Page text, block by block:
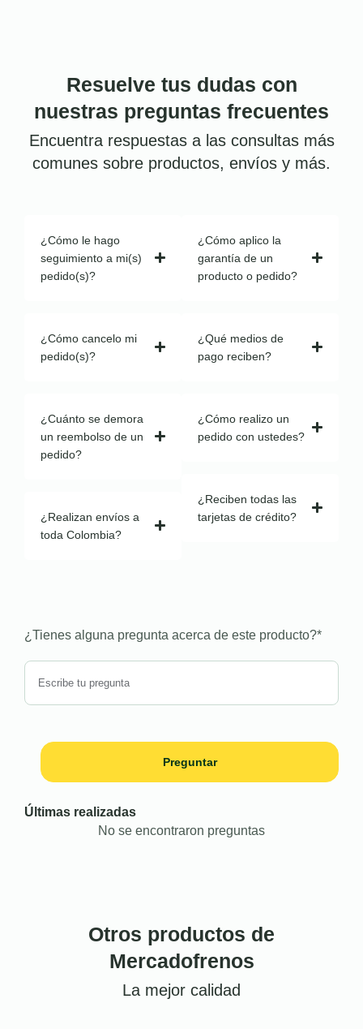
Resuelve tus dudas con
nuestras preguntas frecuentes
Encuentra respuestas a las consultas más
comunes sobre productos, envíos y más.
¿Cómo le hago
seguimiento a mi(s)
pedido(s)?
¿Cómo cancelo mi
pedido(s)?
¿Cuánto se demora
un reembolso de un
pedido?
¿Realizan envíos a
toda Colombia?
¿Cómo aplico la
garantía de un
producto o pedido?
¿Qué medios de
pago reciben?
¿Cómo realizo un
pedido con ustedes?
¿Reciben todas las
tarjetas de crédito?
¿Tienes alguna pregunta acerca de este producto?*
Preguntar
Últimas realizadas
No se encontraron preguntas
Otros productos de
Mercadofrenos
La mejor calidad